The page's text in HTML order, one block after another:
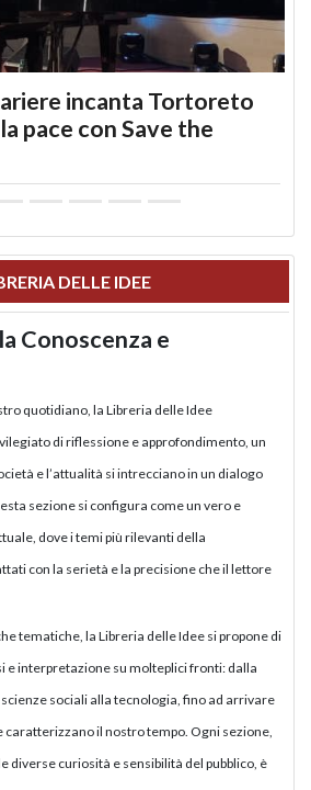
incanta Tortoreto
pace con Save the
DELLE IDEE
Conoscenza e
quotidiano, la Libreria delle Idee
di riflessione e approfondimento, un
e l’attualità si intrecciano in un dialogo
sezione si configura come un vero e
dove i temi più rilevanti della
con la serietà e la precisione che il lettore
tematiche, la Libreria delle Idee si propone di
e interpretazione su molteplici fronti: dalla
sociali alla tecnologia, fino ad arrivare
il nostro tempo. Ogni sezione,
diverse curiosità e sensibilità del pubblico, è